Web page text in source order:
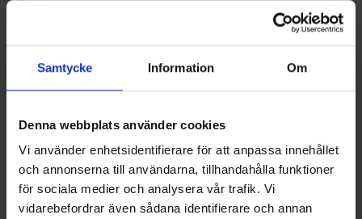
Samtycke Information Om
Denna webbplats använder cookies
Vi använder enhetsidentifierare för att anpassa innehållet
och annonserna till användarna, tillhandahålla funktioner
för sociala medier och analysera vår trafik. Vi
vidarebefordrar även sådana identifierare och annan
Andra gillade även